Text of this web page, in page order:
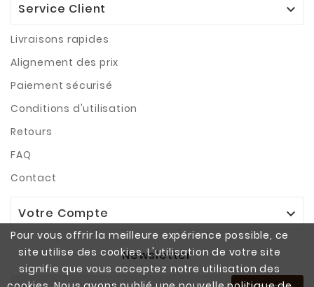
Pour vous offrir la meilleure expérience possible, ce
site utilise des cookies. L'utilisation de votre site
signifie que vous acceptez notre utilisation des
Service Client 
Livraisons rapides
Alignement des prix
Paiement sécurisé
Conditions d'utilisation
Retours
FAQ
Contact
Votre Compte 
Newsletter